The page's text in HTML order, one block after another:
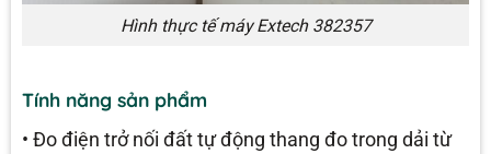
Hình thực tế máy Extech 382357
Tính năng sản phẩm
• Đo điện trở nối đất tự động thang đo trong dải từ